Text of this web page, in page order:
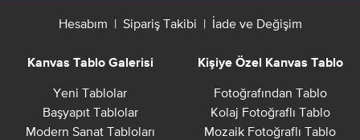
Hesabım | Sipariş Takibi | İade ve Değişim
Kanvas Tablo Galerisi
Yeni Tablolar
Başyapıt Tablolar
Modern Sanat Tabloları
Kişiye Özel Kanvas Tablo
Fotoğrafından Tablo
Kolaj Fotoğraflı Tablo
Mozaik Fotoğraflı Tablo